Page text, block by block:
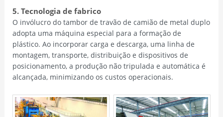
5. Tecnologia de fabrico
O invólucro do tambor de travão de camião de metal duplo
adopta uma máquina especial para a formação de
plástico. Ao incorporar carga e descarga, uma linha de
montagem, transporte, distribuição e dispositivos de
posicionamento, a produção não tripulada e automática é
alcançada, minimizando os custos operacionais.